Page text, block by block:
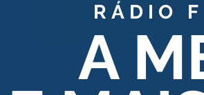
RÁDIO
A